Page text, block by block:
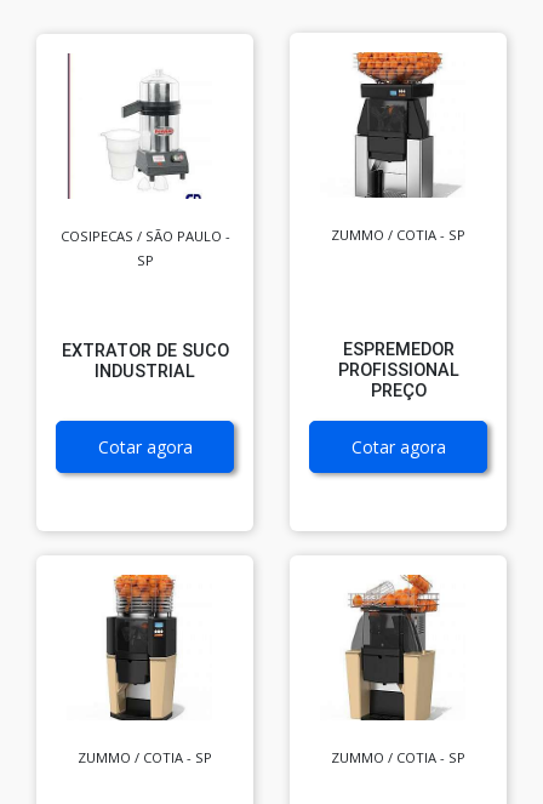
COSIPECAS / SÃO PAULO -
SP
EXTRATOR DE SUCO
INDUSTRIAL
Cotar agora
ZUMMO / COTIA - SP
ESPREMEDOR
PROFISSIONAL
PREÇO
Cotar agora
ZUMMO / COTIA - SP ZUMMO / COTIA - SP